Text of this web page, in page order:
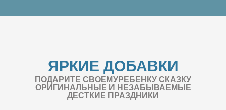
ЯРКИЕ ДОБАВКИ
ПОДАРИТЕ СВОЕМУРЕБЕНКУ СКАЗКУ
ОРИГИНАЛЬНЫЕ И НЕЗАБЫВАЕМЫЕ
ДЕСТКИЕ ПРАЗДНИКИ